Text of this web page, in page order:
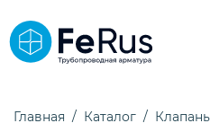
Главная Каталог